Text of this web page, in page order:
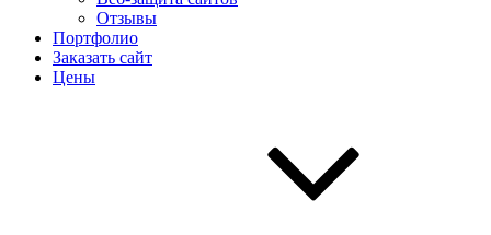
Отзывы
Портфолио
Заказать сайт
Цены